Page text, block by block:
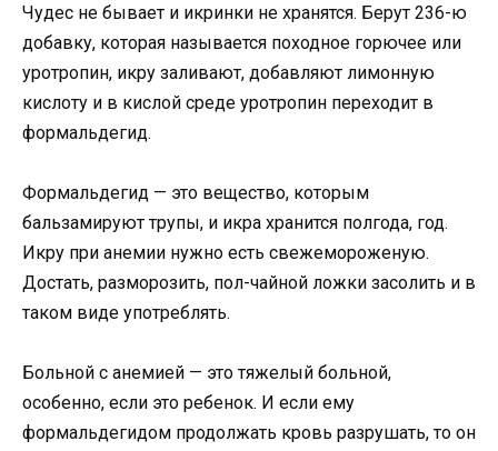
Чудес не бывает и икринки не хранятся. Берут 236-ю
добавку, которая называется походное горючее или
уротропин, икру заливают, добавляют лимонную
кислоту и в кислой среде уротропин переходит в
формальдегид.
Формальдегид — это вещество, которым
бальзамируют трупы, и икра хранится полгода, год.
Икру при анемии нужно есть свежемороженую.
Достать, разморозить, пол-чайной ложки засолить и в
таком виде употреблять.
Больной с анемией — это тяжелый больной,
особенно, если это ребенок. И если ему
формальдегидом продолжать кровь разрушать, то он